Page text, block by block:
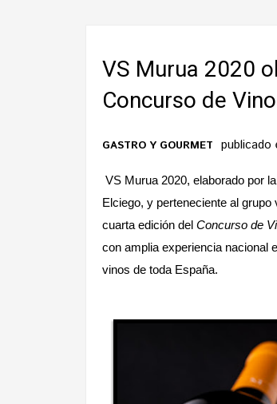
VS Murua 2020
Concurso de
GASTRO Y GOURMET publicado
VS Murua 2020, elaborado por
Elciego, y perteneciente al
cuarta edición del Concurso de
con amplia experiencia nacional
vinos de toda España.